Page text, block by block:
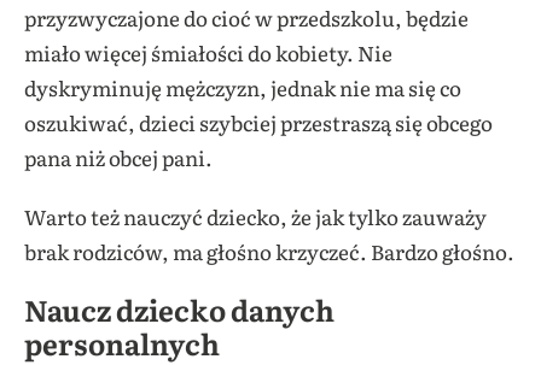
przyzwyczajone do cioć w przedszkolu, będzie
miało więcej śmiałości do kobiety. Nie
dyskryminuję mężczyzn, jednak nie ma się co
oszukiwać, dzieci szybciej przestraszą się obcego
pana niż obcej pani.
Warto też nauczyć dziecko, że jak tylko zauważy
brak rodziców, ma głośno krzyczeć. Bardzo głośno.
Naucz dziecko danych
personalnych